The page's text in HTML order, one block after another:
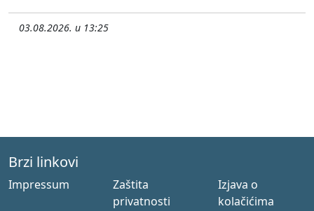
03.08.2026. u 13:25
Brzi linkovi
Impressum
Zaštita
privatnosti
Izjava o
kolačićima